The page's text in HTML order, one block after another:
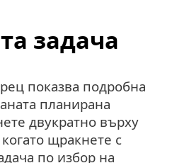
задача
показва подробна
планирана
двукратно върху
щракнете с
по избор на